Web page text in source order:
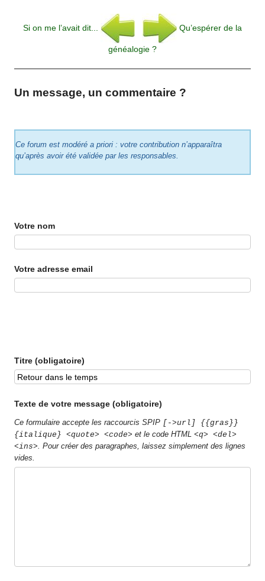
Si on me l’avait dit... Qu’espérer de la
généalogie ?
Un message, un commentaire ?
Ce forum est modéré a priori : votre contribution n’apparaîtra
qu’après avoir été validée par les responsables.
Votre nom
Votre adresse email
Titre (obligatoire)
Texte de votre message (obligatoire)
Ce formulaire accepte les raccourcis SPIP [->url] {{gras}}
{italique} <quote> <code> et le code HTML<q> <del>
<ins> . Pour créer des paragraphes, laissez simplement des lignes
vides.